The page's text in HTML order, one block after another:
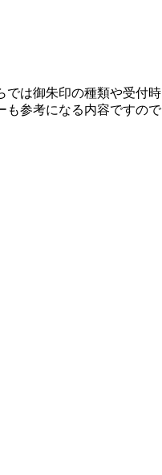
は御朱印の種類や受付
参考になる内容ですので